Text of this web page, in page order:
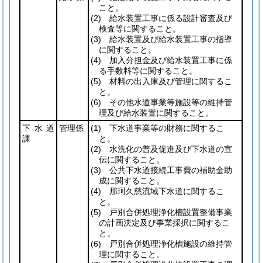
こと。
(2) 給水装置工事に係る設計審査及び
検査等に関すること。
(3) 給水装置及び給水装置工事の指導
に関すること。
(4) 加入分担金及び給水装置工事に係
る手数料等に関すること。
(5) 材料の出入庫及び管理に関するこ
と。
(6) その他水道事業等施設等の維持管
理及び給水装置に関すること。
下水道
課
管理係 (1) 下水道事業等の財務に関するこ
と。
(2) 水洗化の普及促進及び下水道の宣
伝に関すること。
(3) 公共下水道接続工事費の補助金助
成に関すること。
(4) 那珂久慈流域下水道に関するこ
と。
(5) 戸別合併処理浄化槽設置整備事業
の計画決定及び事業採択に関するこ
と。
(6) 戸別合併処理浄化槽施設の維持管
理に関すること。